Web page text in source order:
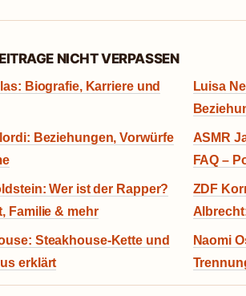
NICHT VERPASSEN
Biografie, Karriere und
Luisa
Beziehungen, Vorwürfe
ASMR
FAQ –
Wer ist der Rapper?
Familie & mehr
ZDF
Steakhouse-Kette und
erklärt
Naomi